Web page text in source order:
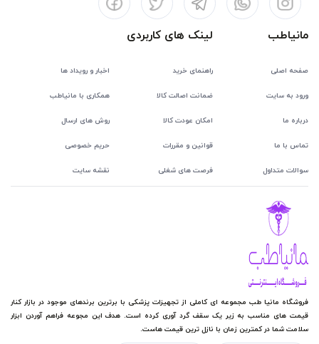
مانیاطب
صفحه اصلی
ورود به سایت
درباره ما
تماس با ما
سوالات متداول
لینک های کاربردی
راهنمای خرید اخبار و رویداد ها
ضمانت اصالت کالا همکاری با مانیاطب
امکان عودت کالا روش های ارسال
قوانین و مقررات حریم خصوصی
فرصت های شغلی نقشه سایت
فروشگاه مانیا طب مجموعه ای کاملی از تجهیزات پزشکی با برترین برندهای موجود در بازار کنار
قیمت های مناسب به زیر یک سقف گرد آوری کرده است. هدف این مجوعه فراهم آوردن ابزار
سلامت شما در کمترین زمان با نازل ترین قیمت هاست.